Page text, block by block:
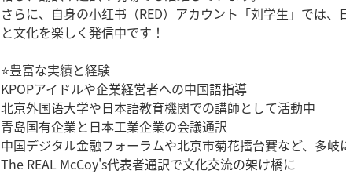
さらに、自身の小红书（RED）アカウント「刘学生」では
と文化を楽しく発信中です！
⭐豊富な実績と経験
KPOPアイドルや企業経営者への中国語指導
北京外国语大学や日本語教育機関での講師として活動中
青岛国有企業と日本工業企業の会議通訳
中国デジタル金融フォーラムや北京市菊花擂台賽など、多岐
The REAL McCoy's代表者通訳で文化交流の架け橋に